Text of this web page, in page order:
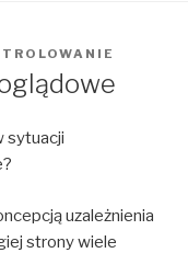
sytuacji
uzależnienia
strony wiele